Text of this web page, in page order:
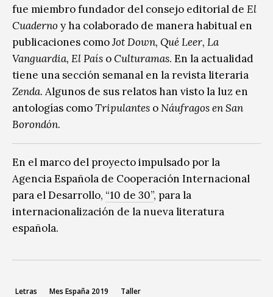
fue miembro fundador del consejo editorial de El
Cuaderno y ha colaborado de manera habitual en
publicaciones comoJot Down, Qué Leer, La
Vanguardia, El País oCulturamas. En la actualidad
tiene una sección semanal en la revista literaria
Zenda. Algunos de sus relatos han visto la luz en
antologías comoTripulantes oNáufragos en San
Borondón.
En el marco del proyecto impulsado por la
Agencia Española de Cooperación Internacional
para el Desarrollo, “10 de 30”, para la
internacionalización de la nueva literatura
española.
Letras Mes España 2019 Taller